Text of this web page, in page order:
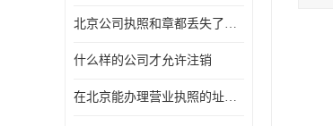
北京公司执照和章都丢失了怎么注销
什么样的公司才允许注销
在北京能办理营业执照的址什么费用